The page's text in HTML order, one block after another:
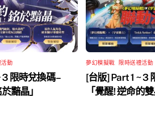
活動
3 限時兌換碼 –
黯晶」
夢幻模擬戰 限時送禮活動
[台版] Part 1 ~ 3
「覺醒! 逆命的雙